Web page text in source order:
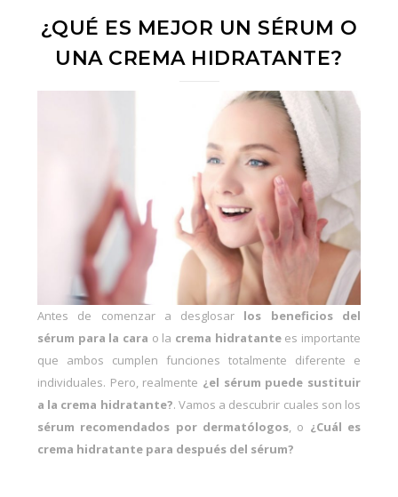
¿QUÉ ES MEJOR UN SÉRUM O
UNA CREMA HIDRATANTE?
Antes de comenzar a desglosar los beneficios del
sérum para la cara o la crema hidratante es importante
que ambos cumplen funciones totalmente diferente e
individuales. Pero, realmente ¿el sérum puede sustituir
a la crema hidratante?. Vamos a descubrir cuales son los
sérum recomendados por dermatólogos, o ¿Cuál es
crema hidratante para después del sérum?